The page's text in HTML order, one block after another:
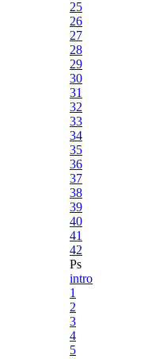
25
26
27
28
29
30
31
32
33
34
35
36
37
38
39
40
41
42
Ps
intro
1
2
3
4
5